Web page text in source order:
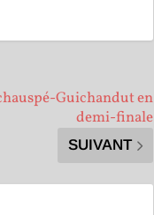
Guichandut en
demi-finale
SUIVANT